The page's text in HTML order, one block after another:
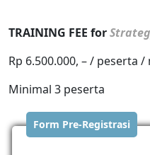
TRAINING FEE for
Rp 6.500.000, – / peserta
Minimal 3 peserta
Form Pre-Registrasi